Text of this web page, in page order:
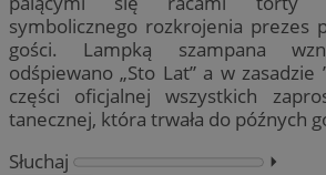
symbolicznego rozkrojenia prezes
gości. Lampką szampana
odśpiewano „Sto Lat” a w zasadzie
części oficjalnej wszystkich
tanecznej, która trwała do późnych
Słuchaj
⏵︎